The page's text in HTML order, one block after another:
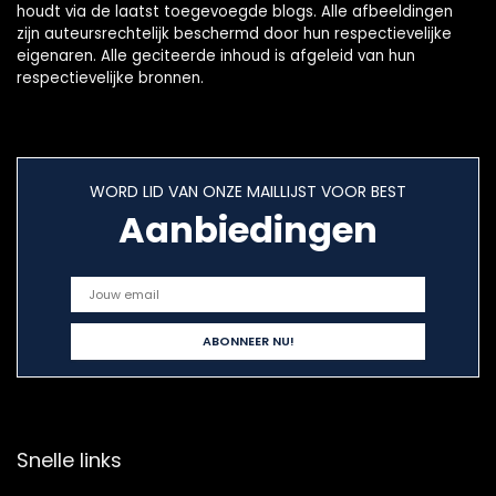
houdt via de laatst toegevoegde blogs. Alle afbeeldingen
zijn auteursrechtelijk beschermd door hun respectievelijke
eigenaren. Alle geciteerde inhoud is afgeleid van hun
respectievelijke bronnen.
WORD LID VAN ONZE MAILLIJST VOOR BEST
Aanbiedingen
Snelle links